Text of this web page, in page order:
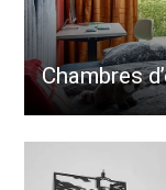
Chambres